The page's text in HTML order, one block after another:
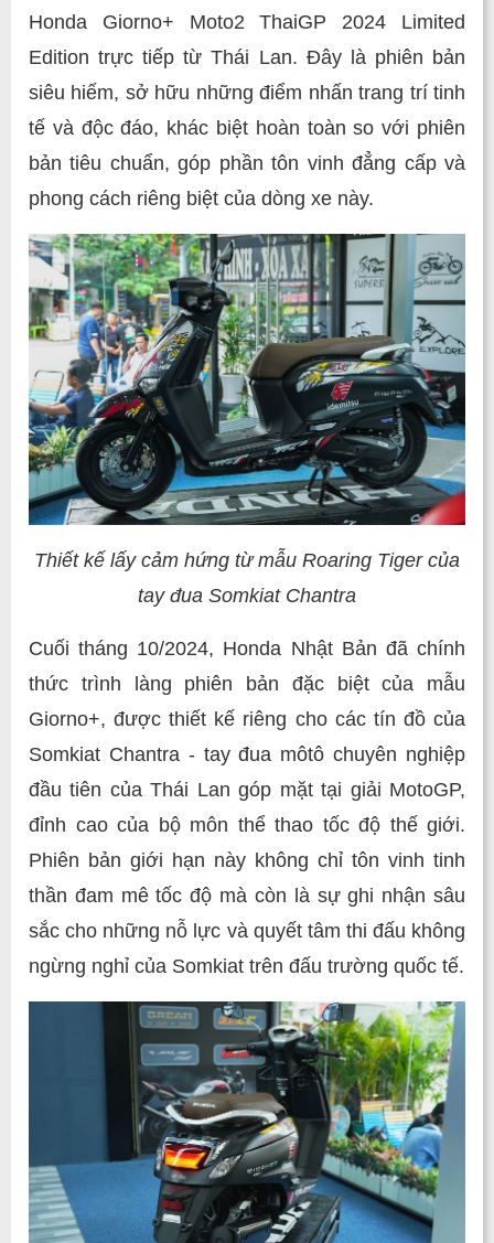
Honda Giorno+ Moto2 ThaiGP 2024 Limited
Edition trực tiếp từ Thái Lan. Đây là phiên bản
siêu hiếm, sở hữu những điểm nhấn trang trí tinh
tế và độc đáo, khác biệt hoàn toàn so với phiên
bản tiêu chuẩn, góp phần tôn vinh đẳng cấp và
phong cách riêng biệt của dòng xe này.
Thiết kế lấy cảm hứng từ mẫu Roaring Tiger của
tay đua Somkiat Chantra
Cuối tháng 10/2024, Honda Nhật Bản đã chính
thức trình làng phiên bản đặc biệt của mẫu
Giorno+, được thiết kế riêng cho các tín đồ của
Somkiat Chantra - tay đua môtô chuyên nghiệp
đầu tiên của Thái Lan góp mặt tại giải MotoGP,
đỉnh cao của bộ môn thể thao tốc độ thế giới.
Phiên bản giới hạn này không chỉ tôn vinh tinh
thần đam mê tốc độ mà còn là sự ghi nhận sâu
sắc cho những nỗ lực và quyết tâm thi đấu không
ngừng nghỉ của Somkiat trên đấu trường quốc tế.